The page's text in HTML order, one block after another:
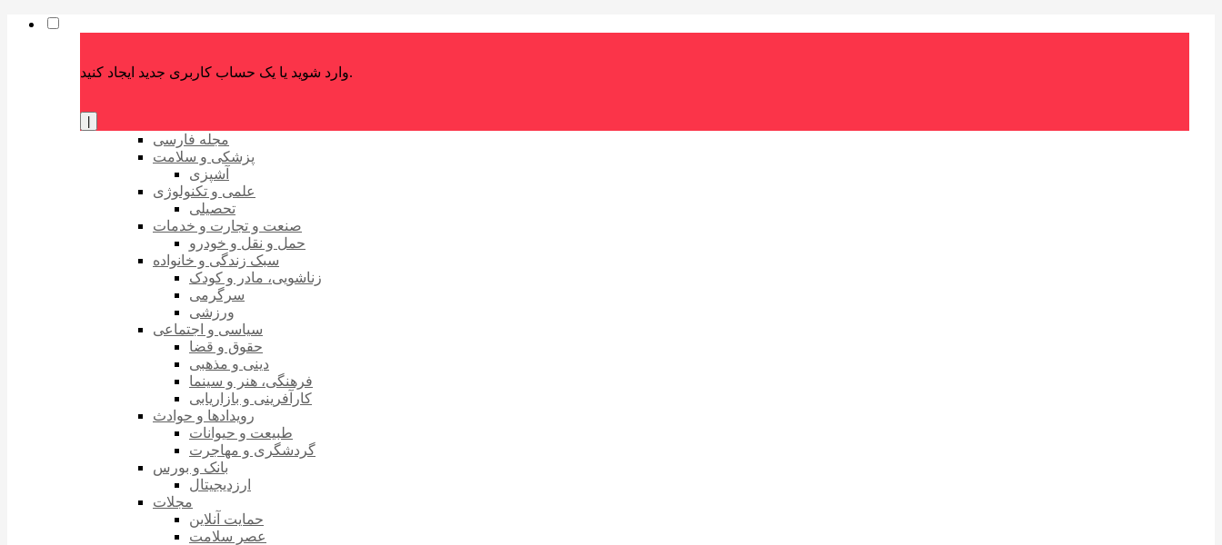
وارد شوید یا یک حساب کاربری جدید ایجاد کنید.
مجله فارسی
پزشکی و سلامت
آشپزی
علمی و تکنولوژی
تحصیلی
صنعت و تجارت و خدمات
حمل و نقل و خودرو
سبک زندگی و خانواده
زناشویی، مادر و کودک
سرگرمی
ورزشی
سیاسی و اجتماعی
حقوق و قضا
دینی و مذهبی
فرهنگی، هنر و سینما
کارآفرینی و بازاریابی
رویدادها و حوادث
طبیعت و حیوانات
گردشگری و مهاجرت
بانک و بورس
ارزدیجیتال
مجلات
حمایت آنلاین
عصر سلامت